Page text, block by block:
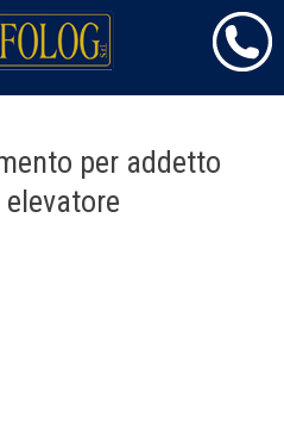
per addetto